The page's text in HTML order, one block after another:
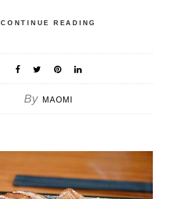
CONTINUE READING
By MAOMI